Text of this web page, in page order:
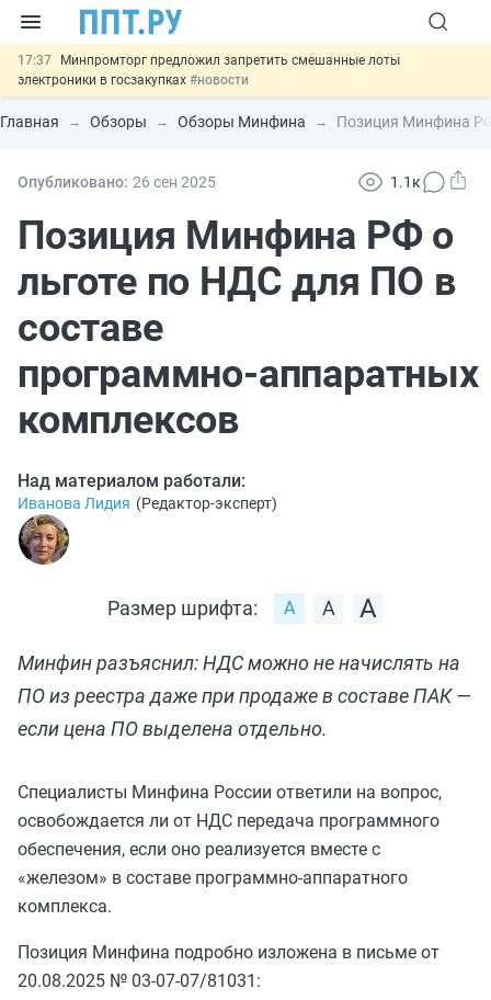
17:37
Минпромторг предложил запретить смешанные лоты
электроники в госзакупках #новости
17:13 Подписан указ об отмене спецрежима для вкладов физлиц из
недружественных стран
#новости
15:51 МВД запускает автоматическое аннулирование патента
13:48
Обеспечительный платёж СПОТ могут заменить
банковской гарантией#новости
Главная Обзоры Обзоры Минфина Позиция Минфина
Опубликовано: 26 сен 2025 1.1к
Позиция Минфина РФ о
льготе по НДС для ПО в
составе
программно‑аппаратных
комплексов
Над материалом работали:
Иванова Лидия (Редактор-эксперт)
Размер шрифта:
Минфин разъяснил: НДС можно не начислять на
ПО из реестра даже при продаже в составе ПАК —
если цена ПО выделена отдельно.
Специалисты Минфина России ответили на вопрос,
освобождается ли от НДС передача программного
обеспечения, если оно реализуется вместе с
«железом» в составе программно-аппаратного
комплекса.
Позиция Минфина подробно изложена в письме от
20.08.2025 № 03-07-07/81031: